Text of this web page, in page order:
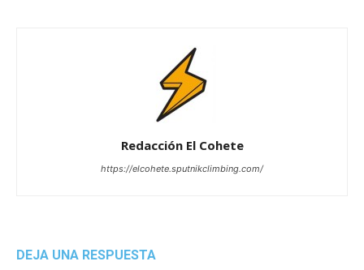
Redacción El Cohete
https://elcohete.sputnikclimbing.com/
DEJA UNA RESPUESTA